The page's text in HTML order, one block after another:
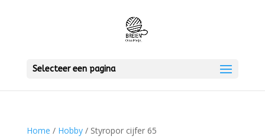
Selecteer een pagina
Home / Hobby/ Styropor cijfer 65